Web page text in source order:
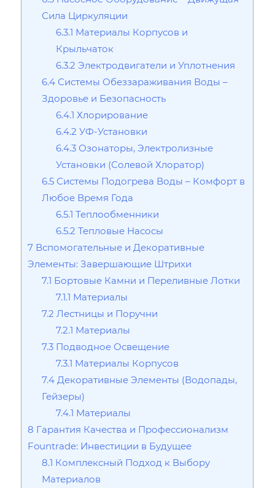
Сила Циркуляции
6.3.1 Материалы Корпусов и
Крыльчаток
6.3.2 Электродвигатели и Уплотнения
6.4 Системы Обеззараживания Воды –
Здоровье и Безопасность
6.4.1 Хлорирование
6.4.2 УФ-Установки
6.4.3 Озонаторы‚ Электролизные
Установки (Солевой Хлоратор)
6.5 Системы Подогрева Воды – Комфорт в
Любое Время Года
6.5.1 Теплообменники
6.5.2 Тепловые Насосы
7 Вспомогательные и Декоративные
Элементы: Завершающие Штрихи
7.1 Бортовые Камни и Переливные Лотки
7.1.1 Материалы
7.2 Лестницы и Поручни
7.2.1 Материалы
7.3 Подводное Освещение
7.3.1 Материалы Корпусов
7.4 Декоративные Элементы (Водопады‚
Гейзеры)
7.4.1 Материалы
8 Гарантия Качества и Профессионализм
Fountrade: Инвестиции в Будущее
8.1 Комплексный Подход к Выбору
Материалов